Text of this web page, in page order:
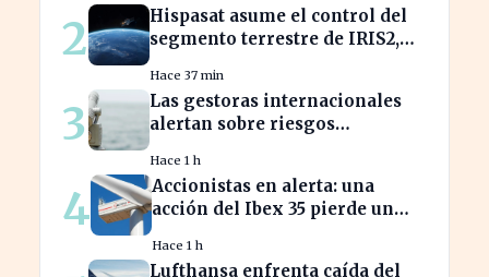
2
Hispasat asume el control del
segmento terrestre de IRIS2,
europea
Hace 37 min
3
Las gestoras internacionales
alertan sobre riesgos
inversores.
Hace 1 h
4
Accionistas en alerta: una
acción del Ibex 35 pierde un
Hace 1 h
Lufthansa enfrenta caída del